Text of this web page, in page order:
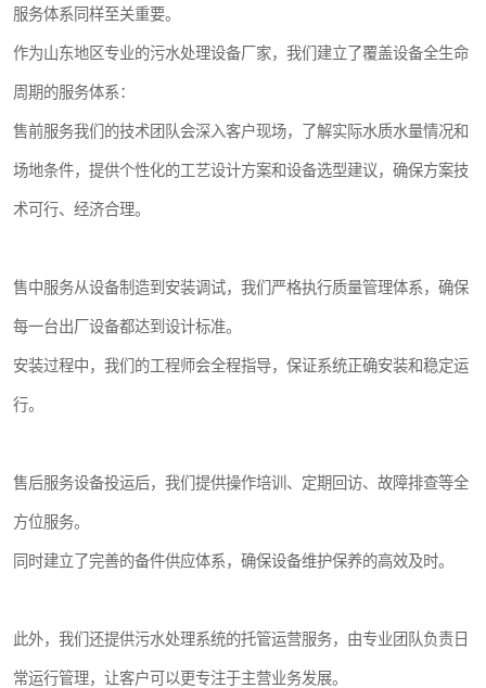
服务体系同样至关重要。
作为山东地区专业的污水处理设备厂家，我们建立了覆盖设备全生命
周期的服务体系：
售前服务我们的技术团队会深入客户现场，了解实际水质水量情况和
场地条件，提供个性化的工艺设计方案和设备选型建议，确保方案技
术可行、经济合理。
售中服务从设备制造到安装调试，我们严格执行质量管理体系，确保
每一台出厂设备都达到设计标准。
安装过程中，我们的工程师会全程指导，保证系统正确安装和稳定运
行。
售后服务设备投运后，我们提供操作培训、定期回访、故障排查等全
方位服务。
同时建立了完善的备件供应体系，确保设备维护保养的高效及时。
此外，我们还提供污水处理系统的托管运营服务，由专业团队负责日
常运行管理，让客户可以更专注于主营业务发展。